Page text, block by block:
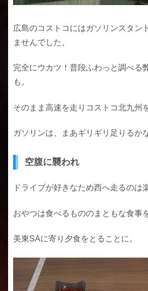
広島のコストコにはガソリンスタン
ませんでした。
完全にウカツ！普段ふわっと調べる
も。
そのまま高速を走りコストコ北九州
ガソリンは、まあギリギリ足りるか
空腹に襲われ
ドライブが好きなため西へ走るのは
おやつは食べるもののまともな食事
美東SAに寄り夕食をとることに。